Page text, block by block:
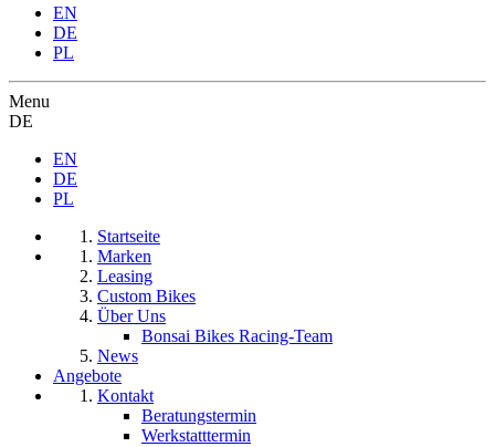
EN
DE
PL
Menu
DE
EN
DE
PL
Startseite
Marken
Leasing
Custom Bikes
Über Uns
Bonsai Bikes Racing-Team
News
Angebote
Kontakt
Beratungstermin
Werkstatttermin